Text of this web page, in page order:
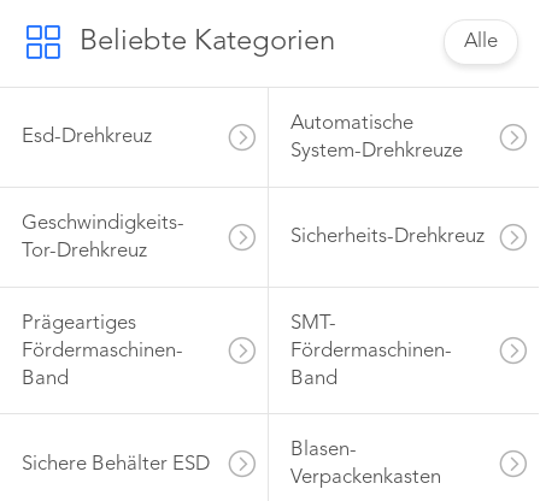
ab, die ersten ...
Beliebte Kategorien Alle
Esd-Drehkreuz
Automatische
System-Drehkreuze
Geschwindigkeits-
Tor-Drehkreuz
Sicherheits-Drehkreuz
Prägeartiges
Fördermaschinen-
Band
SMT-
Fördermaschinen-
Band
Sichere Behälter ESD
Blasen-
Verpackenkasten